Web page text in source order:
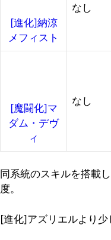
[進化]納涼
メフィスト
なし
[魔闘化]マ
ダム・デヴ
ィ
なし
同系統のスキルを搭載
度。
[進化]アズリエルより少